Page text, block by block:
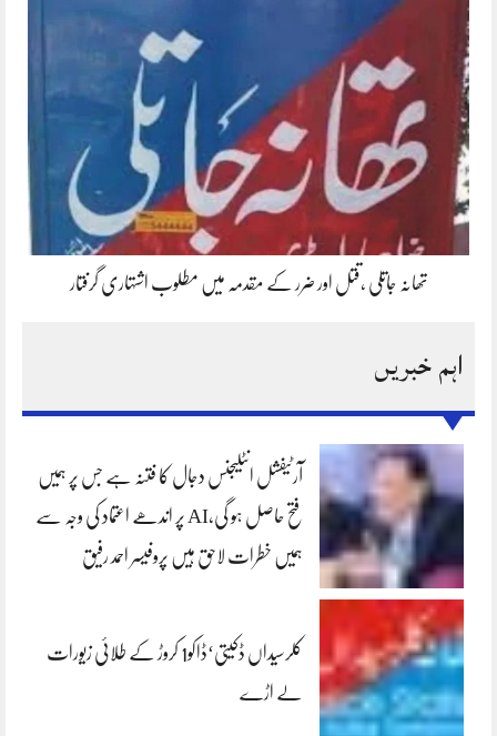
تھانہ جاتلی ،قتل اور ضرر کے مقدمہ میں مطلوب اشتہاری گرفتار
اہم خبریں
آرٹیفشل انٹلیجنس دجال کا فتنہ ہے جس پر ہمیں
فتح حاصل ہو گی،AI پر اندھے اعتماد کی وجہ سے
ہمیں خطرات لاحق ہیں پروفیسر احمد رفیق
کلرسیداں ڈکیتی‘ڈاکو1 کروڑ کے طلائی زیورات
لے اڑے